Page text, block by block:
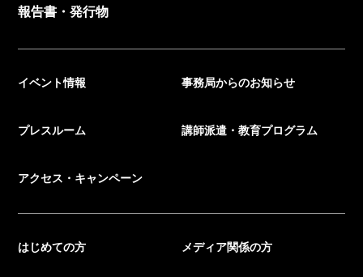
報告書・発行物
イベント情報 事務局からのお知らせ
プレスルーム 講師派遣・教育プログラム
アクセス・キャンペーン
はじめての方 メディア関係の方